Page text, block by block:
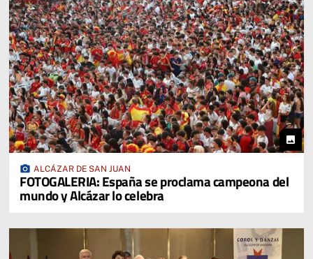
photo
photo_camera ALCÁZAR DE SAN JUAN
FOTOGALERIA: España se proclama campeona del
mundo y Alcázar lo celebra